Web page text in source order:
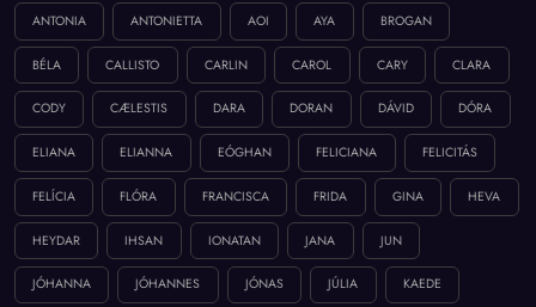
ANTONIA ANTONIETTA AOI AYA BROGAN
BÉLA CALLISTO CARLIN CAROL CARY CLARA
CODY CÆLESTIS DARA DORAN DÁVID DÓRA
ELIANA ELIANNA EÓGHAN FELICIANA FELICITÁS
FELÍCIA FLÓRA FRANCISCA FRIDA GINA HEVA
HEYDAR IHSAN IONATAN JANA JUN
JÓHANNA JÓHANNES JÓNAS JÚLIA KAEDE